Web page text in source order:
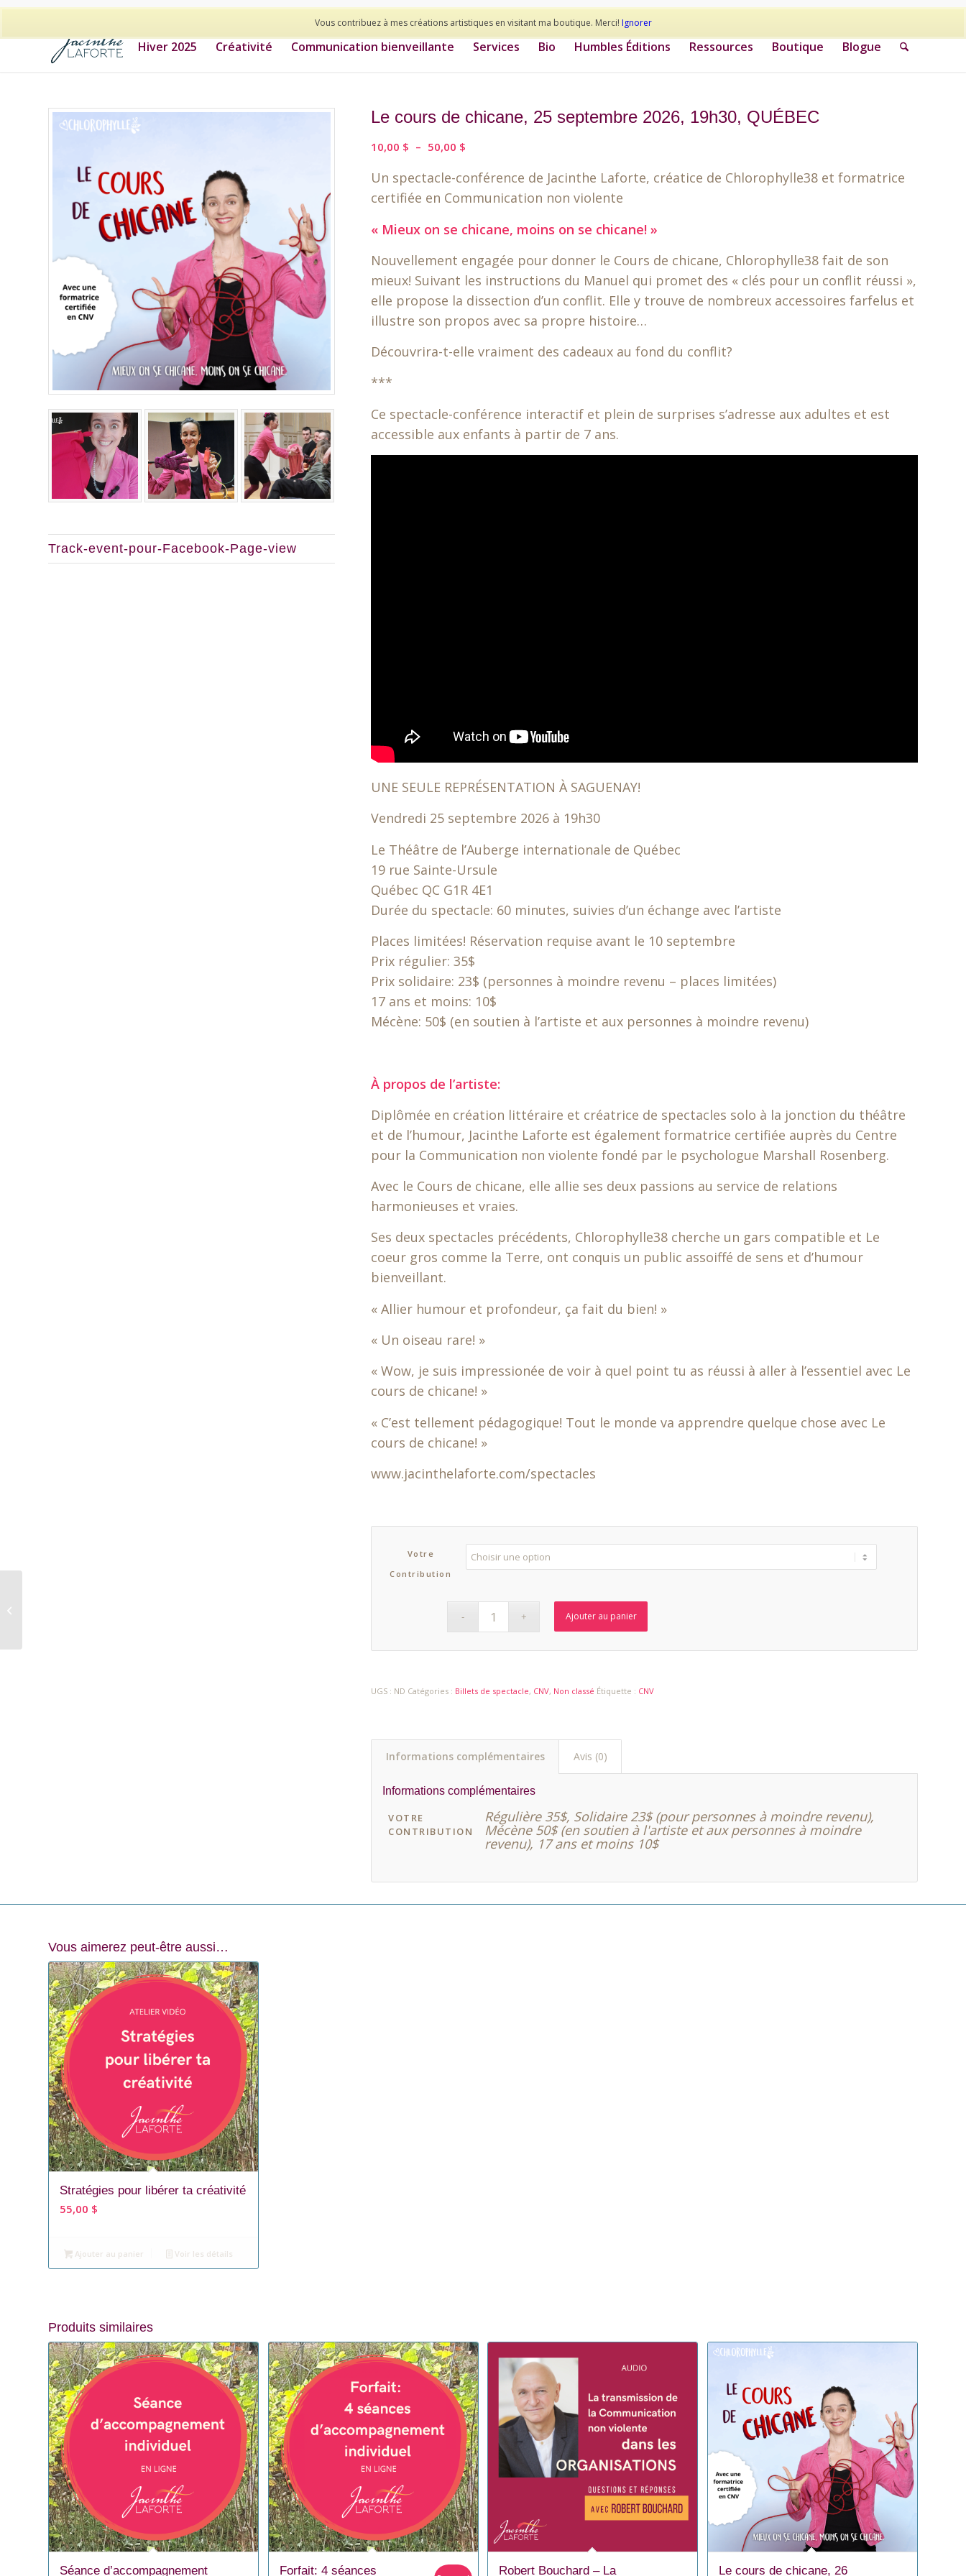
Vous contribuez à mes créations artistiques en visitant ma boutique. Merci! Ignorer
514-278-9938
Hiver 2025 Créativité Communication bienveillante Services Bio Humbles Éditions Ressources Boutique Blogue
Track-event-pour-Facebook-Page-view
Le cours de chicane, 25 septembre 2026, 19h30, QUÉBEC
10,00 $ – 50,00 $
prix :
10,00 $
50,00 $
Un spectacle-conférence de Jacinthe Laforte, créatice de Chlorophylle38 et formatrice
certifiée en Communication non violente
« Mieux on se chicane, moins on se chicane! »
Nouvellement engagée pour donner le Cours de chicane, Chlorophylle38 fait de son
mieux! Suivant les instructions du Manuel qui promet des « clés pour un conflit réussi »,
elle propose la dissection d’un conflit. Elle y trouve de nombreux accessoires farfelus et
illustre son propos avec sa propre histoire…
Découvrira-t-elle vraiment des cadeaux au fond du conflit?
***
Ce spectacle-conférence interactif et plein de surprises s’adresse aux adultes et est
accessible aux enfants à partir de 7 ans.
UNE SEULE REPRÉSENTATION À SAGUENAY!
Vendredi 25 septembre 2026 à 19h30
Le Théâtre de l’Auberge internationale de Québec
19 rue Sainte-Ursule
Québec QC G1R 4E1
Durée du spectacle: 60 minutes, suivies d’un échange avec l’artiste
Places limitées! Réservation requise avant le 10 septembre
Prix régulier: 35$
Prix solidaire: 23$ (personnes à moindre revenu – places limitées)
17 ans et moins: 10$
Mécène: 50$ (en soutien à l’artiste et aux personnes à moindre revenu)
À propos de l’artiste:
Diplômée en création littéraire et créatrice de spectacles solo à la jonction du théâtre
et de l’humour, Jacinthe Laforte est également formatrice certifiée auprès du Centre
pour la Communication non violente fondé par le psychologue Marshall Rosenberg.
Avec le Cours de chicane, elle allie ses deux passions au service de relations
harmonieuses et vraies.
Ses deux spectacles précédents, Chlorophylle38 cherche un gars compatible et Le
coeur gros comme la Terre, ont conquis un public assoiffé de sens et d’humour
bienveillant.
« Allier humour et profondeur, ça fait du bien! »
« Un oiseau rare! »
« Wow, je suis impressionée de voir à quel point tu as réussi à aller à l’essentiel avec Le
cours de chicane! »
« C’est tellement pédagogique! Tout le monde va apprendre quelque chose avec Le
cours de chicane! »
www.jacinthelaforte.com/spectacles
Votre
Contribution
Ajouter au panier
UGS : ND Catégories : Billets de spectacle, CNV, Non classé Étiquette : CNV
Informations complémentaires Avis (0)
Informations complémentaires
VOTRE
CONTRIBUTION
Régulière 35$, Solidaire 23$ (pour personnes à moindre revenu),
Mécène 50$ (en soutien à l'artiste et aux personnes à moindre
revenu), 17 ans et moins 10$
Vous aimerez peut-être aussi…
Stratégies pour libérer ta créativité
55,00 $
Ajouter au panier Voir les détails
Produits similaires
Séance d’accompagnement Forfait: 4 séances Robert Bouchard – La Le cours de chicane, 26